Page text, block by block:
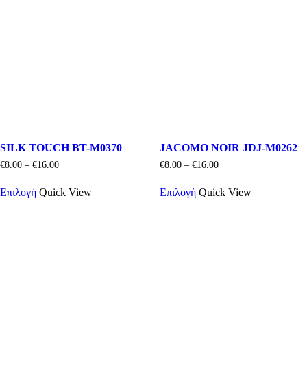
SILK TOUCH BT-M0370
€8.00 – €16.00Price
through
Επιλογή το
Quick View
JACOMO NOIR JDJ-M0262
€8.00 – €16.00Price
through
Επιλογή το
Quick View